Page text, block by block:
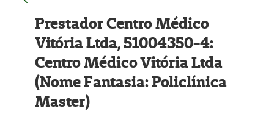
Prestador Centro Médico
Vitória Ltda, 51004350-4:
Centro Médico Vitória Ltda
(Nome Fantasia: Policlínica
Master)